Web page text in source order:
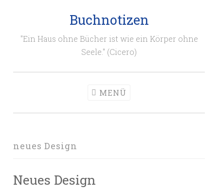
Buchnotizen
"Ein Haus ohne Bücher ist wie ein Körper ohne
Seele." (Cicero)
MENÜ
neues Design
Neues Design